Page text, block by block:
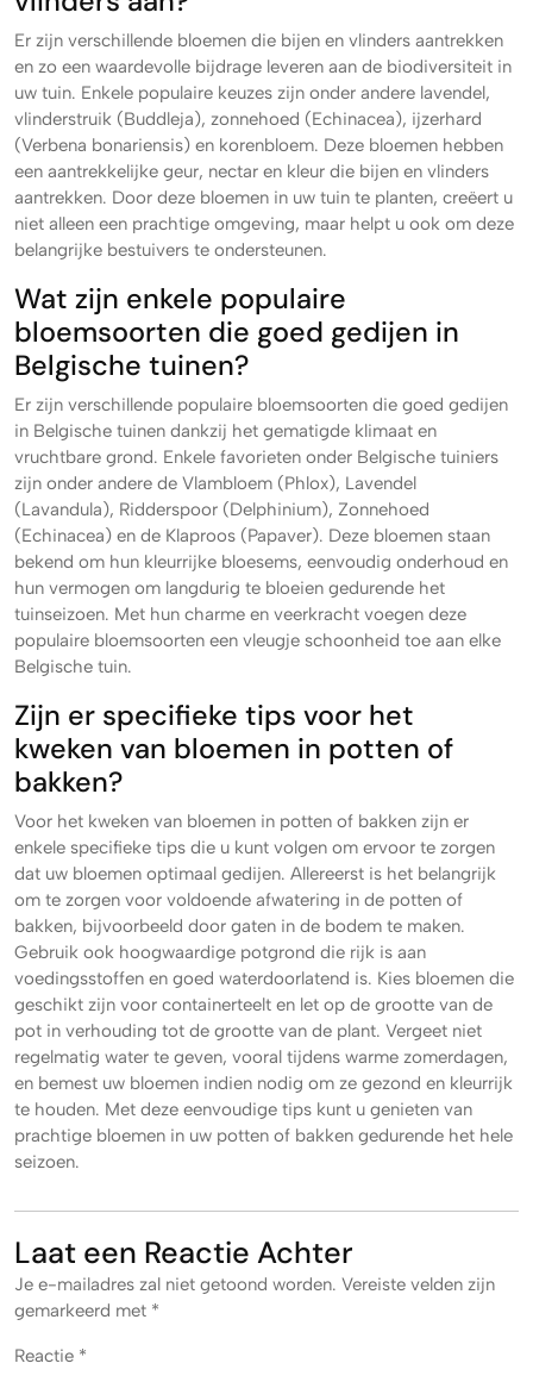
Er zijn verschillende bloemen die bijen en vlinders aantrekken
en zo een waardevolle bijdrage leveren aan de biodiversiteit in
uw tuin. Enkele populaire keuzes zijn onder andere lavendel,
vlinderstruik (Buddleja), zonnehoed (Echinacea), ijzerhard
(Verbena bonariensis) en korenbloem. Deze bloemen hebben
een aantrekkelijke geur, nectar en kleur die bijen en vlinders
aantrekken. Door deze bloemen in uw tuin te planten, creëert u
niet alleen een prachtige omgeving, maar helpt u ook om deze
belangrijke bestuivers te ondersteunen.
Wat zijn enkele populaire
bloemsoorten die goed gedijen in
Belgische tuinen?
Er zijn verschillende populaire bloemsoorten die goed gedijen
in Belgische tuinen dankzij het gematigde klimaat en
vruchtbare grond. Enkele favorieten onder Belgische tuiniers
zijn onder andere de Vlambloem (Phlox), Lavendel
(Lavandula), Ridderspoor (Delphinium), Zonnehoed
(Echinacea) en de Klaproos (Papaver). Deze bloemen staan
bekend om hun kleurrijke bloesems, eenvoudig onderhoud en
hun vermogen om langdurig te bloeien gedurende het
tuinseizoen. Met hun charme en veerkracht voegen deze
populaire bloemsoorten een vleugje schoonheid toe aan elke
Belgische tuin.
Zijn er specifieke tips voor het
kweken van bloemen in potten of
bakken?
Voor het kweken van bloemen in potten of bakken zijn er
enkele specifieke tips die u kunt volgen om ervoor te zorgen
dat uw bloemen optimaal gedijen. Allereerst is het belangrijk
om te zorgen voor voldoende afwatering in de potten of
bakken, bijvoorbeeld door gaten in de bodem te maken.
Gebruik ook hoogwaardige potgrond die rijk is aan
voedingsstoffen en goed waterdoorlatend is. Kies bloemen die
geschikt zijn voor containerteelt en let op de grootte van de
pot in verhouding tot de grootte van de plant. Vergeet niet
regelmatig water te geven, vooral tijdens warme zomerdagen,
en bemest uw bloemen indien nodig om ze gezond en kleurrijk
te houden. Met deze eenvoudige tips kunt u genieten van
prachtige bloemen in uw potten of bakken gedurende het hele
seizoen.
Laat een Reactie Achter
Je e-mailadres zal niet getoond worden. Vereiste velden zijn
gemarkeerd met *
Reactie *